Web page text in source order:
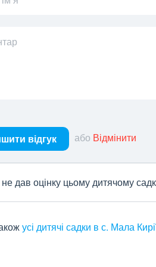
відгук або Відмінити
не дав оцінку цьому дитячому
усі дитячі садки в с. Мала